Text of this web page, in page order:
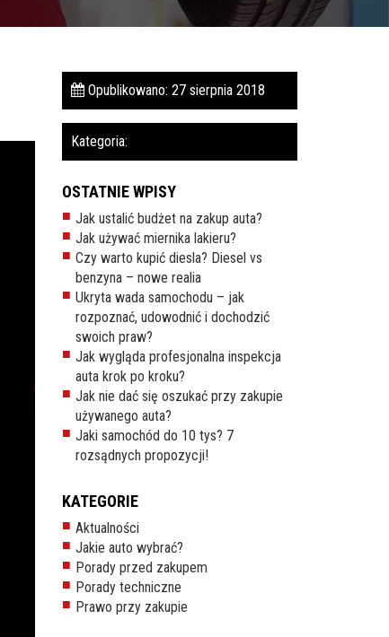
Opublikowano: 27 sierpnia 2018
Kategoria:
OSTATNIE WPISY
Jak ustalić budżet na zakup auta?
Jak używać miernika lakieru?
Czy warto kupić diesla? Diesel vs
benzyna – nowe realia
Ukryta wada samochodu – jak
rozpoznać, udowodnić i dochodzić
swoich praw?
Jak wygląda profesjonalna inspekcja
auta krok po kroku?
Jak nie dać się oszukać przy zakupie
używanego auta?
Jaki samochód do 10 tys? 7
rozsądnych propozycji!
KATEGORIE
Aktualności
Jakie auto wybrać?
Porady przed zakupem
Porady techniczne
Prawo przy zakupie